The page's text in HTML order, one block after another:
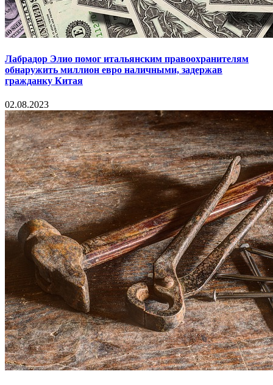
Лабрадор Элио помог итальянским правоохранителям
обнаружить миллион евро наличными, задержав
гражданку Китая
02.08.2023